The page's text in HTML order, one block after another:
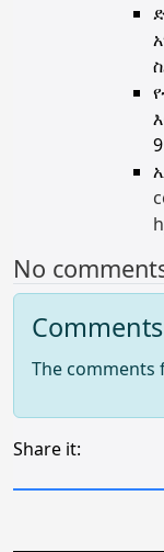
No
The comments
Share it: